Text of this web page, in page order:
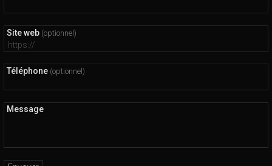
Site web (optionnel)
Téléphone (optionnel)
Message